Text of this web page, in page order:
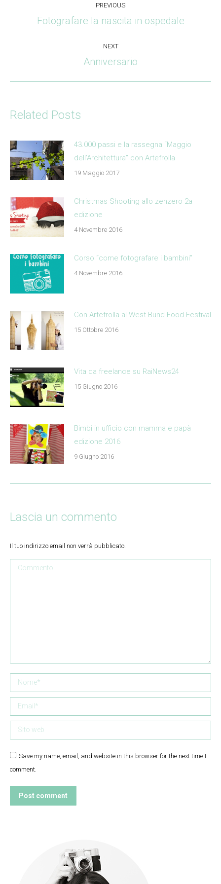
navigation
PREVIOUS
Previous
Fotografare la nascita in ospedale
NEXT
Next
Anniversario
Related Posts
43.000 passi e la rassegna “Maggio
dell’Architettura” con Artefrolla
19 Maggio 2017
Christmas Shooting allo zenzero 2a
edizione
4 Novembre 2016
Corso “come fotografare i bambini”
4 Novembre 2016
Con Artefrolla al West Bund Food Festival
15 Ottobre 2016
Vita da freelance su RaiNews24
15 Giugno 2016
Bimbi in ufficio con mamma e papà
edizione 2016
9 Giugno 2016
Lascia un commento
Il tuo indirizzo email non verrà pubblicato.
Commento
Nome *
Email *
Sito web
Save my name, email, and website in this browser for the next time I
comment.
Post comment